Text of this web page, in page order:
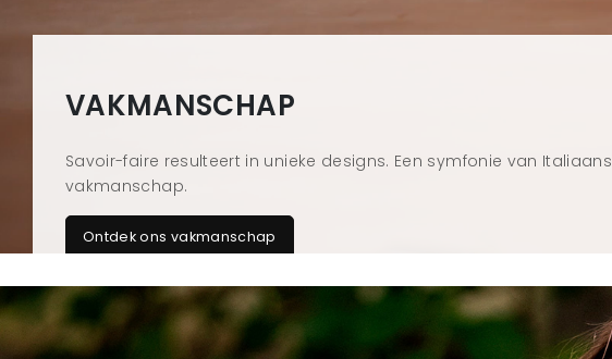
VAKMANSCHAP
Savoir-faire resulteert in unieke designs. Een symfonie van Italiaans
vakmanschap.
Ontdek ons vakmanschap